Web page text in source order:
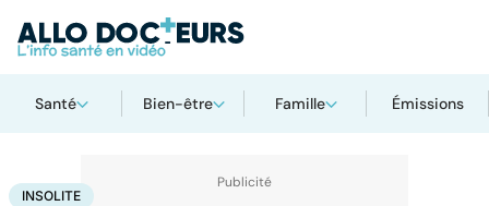
Santé Bien-être Famille Émissions
AccueilSanté
INSOLITE